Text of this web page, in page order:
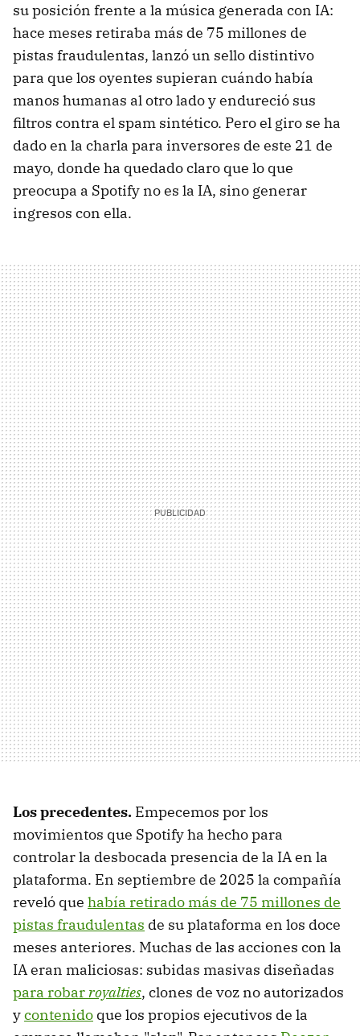
su posición frente a la música generada con IA:
hace meses retiraba más de 75 millones de
pistas fraudulentas, lanzó un sello distintivo
para que los oyentes supieran cuándo había
manos humanas al otro lado y endureció sus
filtros contra el spam sintético. Pero el giro se ha
dado en la charla para inversores de este 21 de
mayo, donde ha quedado claro que lo que
preocupa a Spotify no es la IA, sino generar
ingresos con ella.
Los precedentes. Empecemos por los
movimientos que Spotify ha hecho para
controlar la desbocada presencia de la IA en la
plataforma. En septiembre de 2025 la compañía
reveló que había retirado más de 75 millones de
pistas fraudulentas de su plataforma en los doce
meses anteriores. Muchas de las acciones con la
IA eran maliciosas: subidas masivas diseñadas
para robarroyalties, clones de voz no autorizados
ycontenido que los propios ejecutivos de la